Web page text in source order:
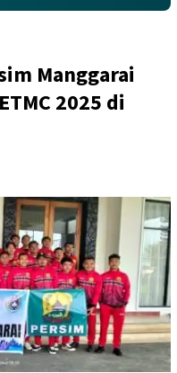
Manggarai
2025 di